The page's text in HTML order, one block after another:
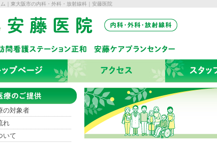
｜東大阪市の内科・外科・放射線科｜安藤医院
療のご提供
の対象者
れ
いて